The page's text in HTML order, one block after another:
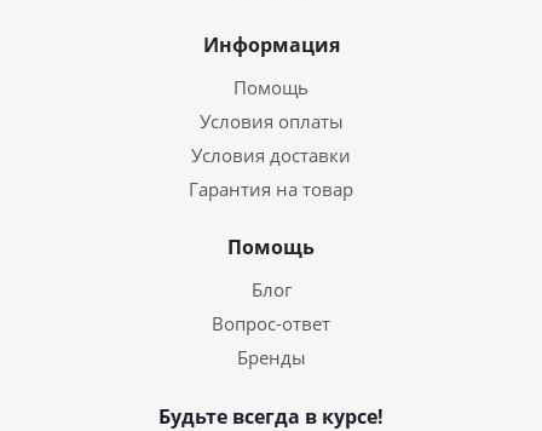
Информация
Помощь
Условия оплаты
Условия доставки
Гарантия на товар
Помощь
Блог
Вопрос-ответ
Бренды
Будьте всегда в курсе!